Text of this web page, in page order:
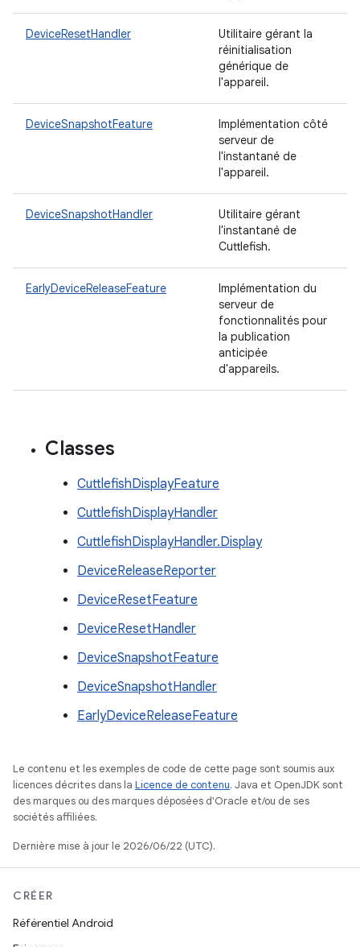
DeviceResetHandler
Utilitaire gérant la
réinitialisation
générique de
l'appareil.
DeviceSnapshotFeature
Implémentation côté
serveur de
l'instantané de
l'appareil.
DeviceSnapshotHandler
Utilitaire gérant
l'instantané de
Cuttlefish.
EarlyDeviceReleaseFeature
Implémentation du
serveur de
fonctionnalités pour
la publication
anticipée
d'appareils.
Classes
CuttlefishDisplayFeature
CuttlefishDisplayHandler
CuttlefishDisplayHandler.Display
DeviceReleaseReporter
DeviceResetFeature
DeviceResetHandler
DeviceSnapshotFeature
DeviceSnapshotHandler
EarlyDeviceReleaseFeature
Le contenu et les exemples de code de cette page sont soumis aux
licences décrites dans la Licence de contenu. Java et OpenJDK sont
des marques ou des marques déposées d'Oracle et/ou de ses
sociétés affiliées.
Dernière mise à jour le 2026/06/22 (UTC).
CRÉER
Référentiel Android